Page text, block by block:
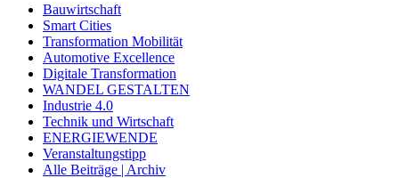
Bauwirtschaft
Smart Cities
Transformation Mobilität
Automotive Excellence
Digitale Transformation
WANDEL GESTALTEN
Industrie 4.0
Technik und Wirtschaft
ENERGIEWENDE
Veranstaltungstipp
Alle Beiträge | Archiv